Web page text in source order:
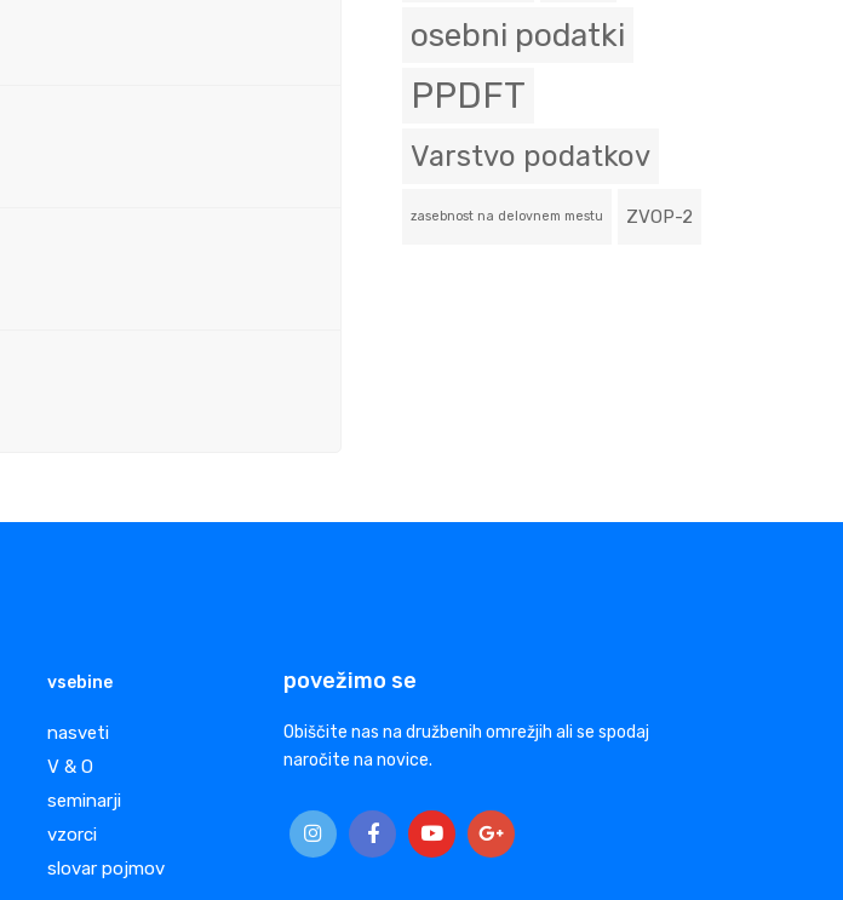
osebni podatki
PPDFT
Varstvo podatkov
zasebnost na delovnem mestu ZVOP-2
vsebine
nasveti
V & O
seminarji
vzorci
slovar pojmov
povežimo se
Obiščite nas na družbenih omrežjih ali se spodaj
naročite na novice.